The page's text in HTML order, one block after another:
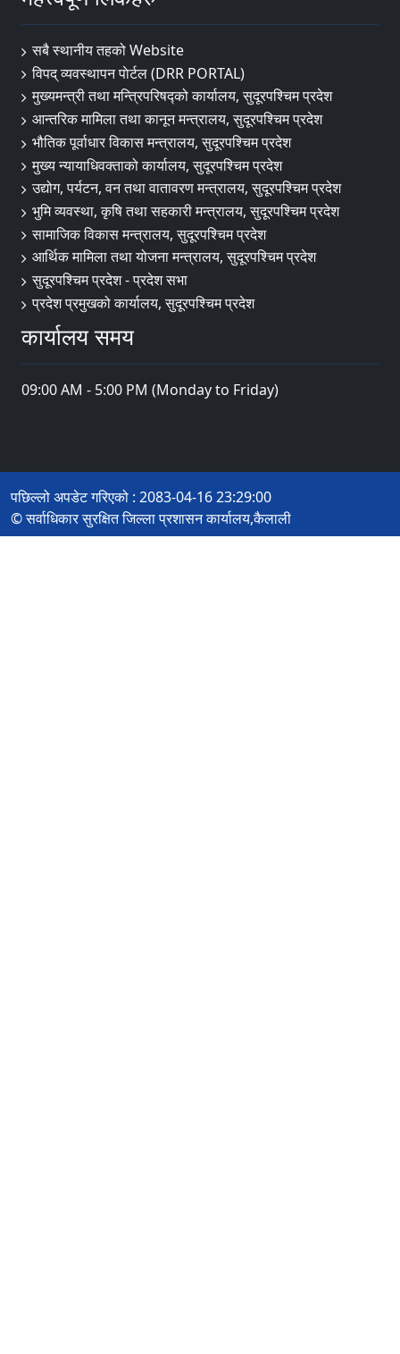
सबै स्थानीय तहको Website
विपद् व्यवस्थापन पाेर्टल (DRR PORTAL)
मुख्यमन्त्री तथा मन्त्रिपरिषद्को कार्यालय, सुदूरपश्चिम प्रदेश
आन्तरिक मामिला तथा कानून मन्त्रालय, सुदूरपश्चिम प्रदेश
भौतिक पूर्वाधार विकास मन्त्रालय, सुदूरपश्चिम प्रदेश
मुख्य न्यायाधिवक्ताको कार्यालय, सुदूरपश्चिम प्रदेश
उद्योग, पर्यटन, वन तथा वातावरण मन्त्रालय, सुदूरपश्चिम प्रदेश
भुमि व्यवस्था, कृषि तथा सहकारी मन्त्रालय, सुदूरपश्चिम प्रदेश
सामाजिक विकास मन्त्रालय, सुदूरपश्चिम प्रदेश
आर्थिक मामिला तथा योजना मन्त्रालय, सुदूरपश्चिम प्रदेश
सुदूरपश्चिम प्रदेश - प्रदेश सभा
प्रदेश प्रमुखको कार्यालय, सुदूरपश्चिम प्रदेश
कार्यालय समय
09:00 AM - 5:00 PM (Monday to Friday)
पछिल्लो अपडेट गरिएको : 2083-04-16 23:29:00
© सर्वाधिकार सुरक्षित जिल्ला प्रशासन कार्यालय,कैलाली